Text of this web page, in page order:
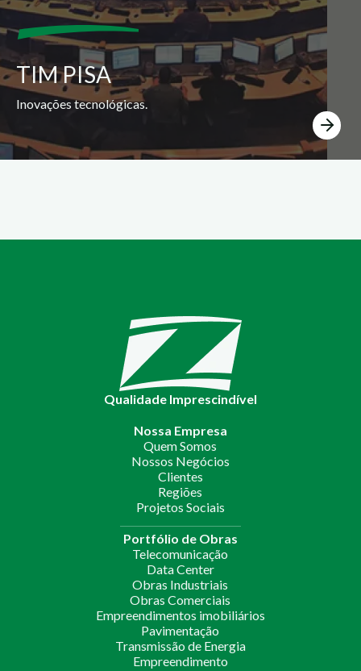
TIM PISA
Inovações tecnológicas.
Qualidade Imprescindível
Nossa Empresa
Quem Somos
Nossos Negócios
Clientes
Regiões
Projetos Sociais
Portfólio de Obras
Telecomunicação
Data Center
Obras Industriais
Obras Comerciais
Empreendimentos imobiliários
Pavimentação
Transmissão de Energia
Empreendimento